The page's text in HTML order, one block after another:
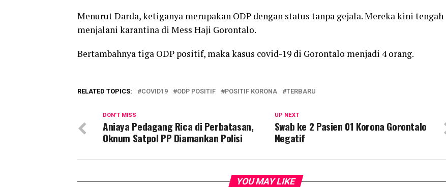
Menurut Darda, ketiganya merupakan ODP dengan status tanpa gejala. Mereka kini tengah
menjalani karantina di Mess Haji Gorontalo.
Bertambahnya tiga ODP positif, maka kasus covid-19 di Gorontalo menjadi 4 orang.
RELATED TOPICS: COVID19 ODP POSITIF POSITIF KORONA TERBARU
UP NEXT
Swab ke 2 Pasien 01 Korona Gorontalo
Negatif
DON'T MISS
Aniaya Pedagang Rica di Perbatasan,
Oknum Satpol PP Diamankan Polisi
YOU MAY LIKE